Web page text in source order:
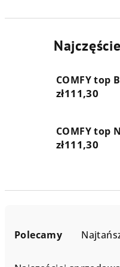
COMFY top
zł111,30
COMFY top
zł111,30
Polecamy